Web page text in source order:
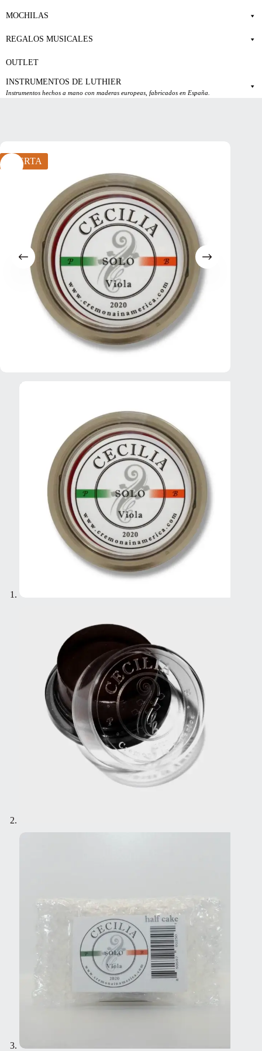
MOCHILAS
REGALOS MUSICALES
OUTLET
INSTRUMENTOS DE LUTHIER
Instrumentos hechos a mano con maderas europeas, fabricados en España.
OFERTA